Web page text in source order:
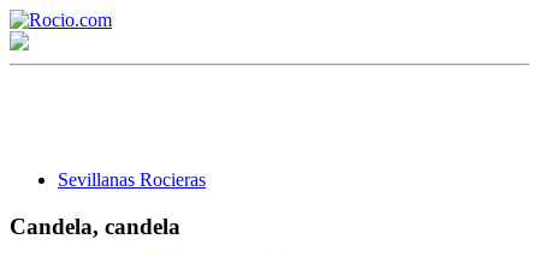
Sevillanas Rocieras
Candela, candela